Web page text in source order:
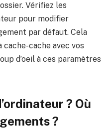
Vérifiez les
pour modifier
par défaut. Cela
cache-cache avec vos
d’oeil à ces paramètres
? Où
?